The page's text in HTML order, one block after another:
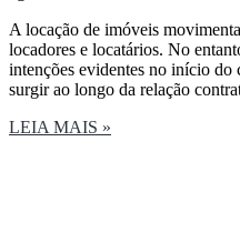
A locação de imóveis
locadores e locatários. No
intenções evidentes no início
surgir ao longo da relação
LEIA MAIS »